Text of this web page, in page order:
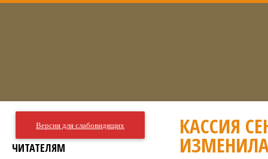
КАССИЯ
Версия для слабовидящих
ЧИТАТЕЛЯМ